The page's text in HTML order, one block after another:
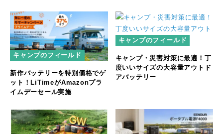
キャンプのフィールド
新作バッテリーを特別価格でゲ
ット！LiTimeがAmazonプラ
イムデーセール実施
キャンプのフィールド
キャンプ・災害対策に最適！丁
度いいサイズの大容量アウトド
アバッテリー